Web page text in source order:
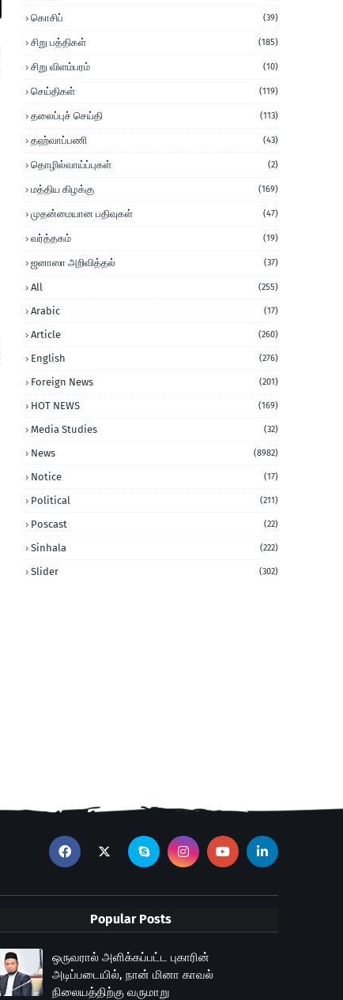
கொசிப் (39)
சிறு பத்திகள் (185)
சிறு விளம்பரம் (10)
செய்திகள் (119)
தலைப்புச் செய்தி (113)
தஹ்வாப்பணி (43)
தொழில்வாய்ப்புகள் (2)
மத்திய கிழக்கு (169)
முதன்மையான பதிவுகள் (47)
வர்த்தகம் (19)
ஜனாஸா அறிவித்தல் (37)
All (255)
Arabic (17)
Article (260)
English (276)
Foreign News (201)
HOT NEWS (169)
Media Studies (32)
News (8982)
Notice (17)
Political (211)
Poscast (22)
Sinhala (222)
Slider (302)
Popular Posts
ஒருவரால் அளிக்கப்பட்ட புகாரின்
அடிப்படையில், நான் மினா காவல்
நிலையத்திற்கு வருமாறு